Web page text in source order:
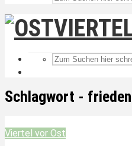
Schlagwort -
Viertel vor Ost